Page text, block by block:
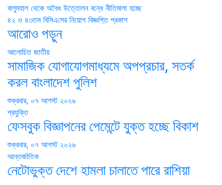
Post
navigation
বালুমহাল থেকে অবৈধ উত্তোলন বন্ধে নীতিমালা হচ্ছে
৪২ ও ৪৩তম বি‌সিএ‌সের নিয়োগ বিজ্ঞ‌প্তি প্রকাশ
আরোও পড়ুন
আলোচিত জাতীয়
সামাজিক যোগাযোগমাধ্যমে অপপ্রচার, সতর্ক
করল বাংলাদেশ পুলিশ
শুক্রবার, ০৭ আগস্ট ২০২৬
প্রযুক্তি
ফেসবুক বিজ্ঞাপনের পেমেন্টে যুক্ত হচ্ছে বিকাশ
শুক্রবার, ০৭ আগস্ট ২০২৬
আন্তর্জাতিক
নেটোভুক্ত দেশে হামলা চালাতে পারে রাশিয়া